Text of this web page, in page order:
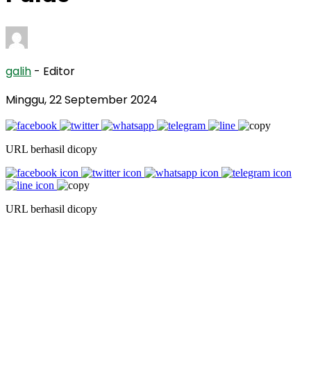
galih - Editor
Minggu, 22 September 2024
URL berhasil dicopy
URL berhasil dicopy